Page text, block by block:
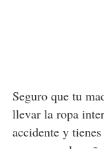
Seguro que tu
llevar la ropa
accidente y